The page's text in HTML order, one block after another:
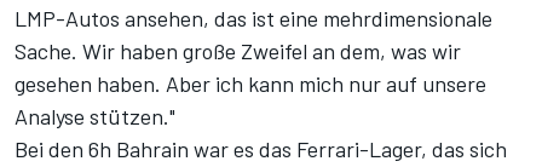
LMP-Autos ansehen, das ist eine mehrdimensionale
Sache. Wir haben große Zweifel an dem, was wir
gesehen haben. Aber ich kann mich nur auf unsere
Analyse stützen."
Bei den 6h Bahrain war es das Ferrari-Lager, das sich